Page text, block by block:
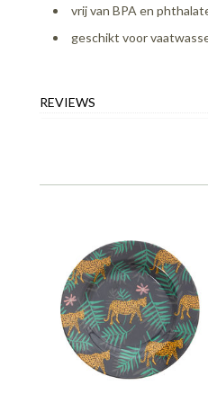
vrij van BPA en
geschikt voor
REVIEWS